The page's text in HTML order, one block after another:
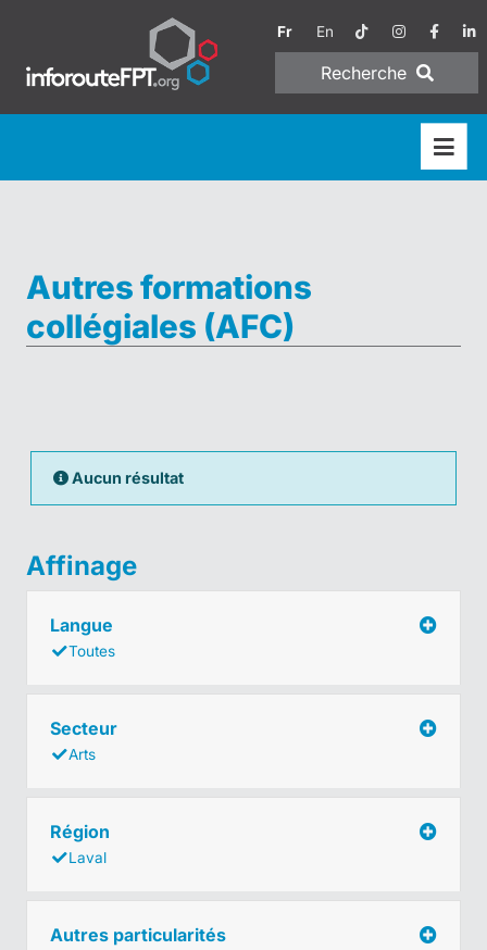
Fr En
Recherche
Autres formations
collégiales (AFC)
Aucun résultat
Affinage
Langue
Toutes
Secteur
Arts
Région
Laval
Autres particularités